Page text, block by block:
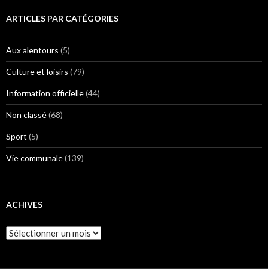
ARTICLES PAR CATÉGORIES
Aux alentours (5)
Culture et loisirs (79)
Information officielle(44)
Non classé(68)
Sport (5)
Vie communale(139)
ACHIVES
Achives